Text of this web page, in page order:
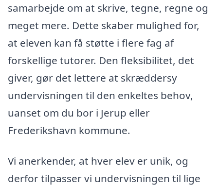
samarbejde om at skrive, tegne, regne og
meget mere. Dette skaber mulighed for,
at eleven kan få støtte i flere fag af
forskellige tutorer. Den fleksibilitet, det
giver, gør det lettere at skræddersy
undervisningen til den enkeltes behov,
uanset om du bor i Jerup eller
Frederikshavn kommune.
Vi anerkender, at hver elev er unik, og
derfor tilpasser vi undervisningen til lige